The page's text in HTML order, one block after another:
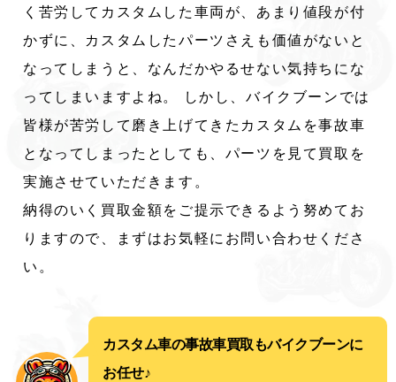
く苦労してカスタムした車両が、あまり値段が付
かずに、カスタムしたパーツさえも価値がないと
なってしまうと、なんだかやるせない気持ちにな
ってしまいますよね。 しかし、バイクブーンでは
皆様が苦労して磨き上げてきたカスタムを事故車
となってしまったとしても、パーツを見て買取を
実施させていただきます。
納得のいく買取金額をご提示できるよう努めてお
りますので、まずはお気軽にお問い合わせくださ
い。
カスタム車の事故車買取もバイクブーンに
お任せ♪